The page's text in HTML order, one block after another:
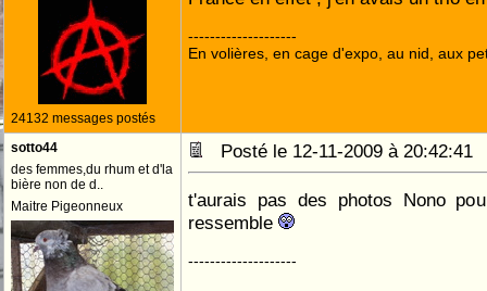
24132 messages postés
--------------------
En volières, en cage d'expo, au nid, aux
sotto44
des femmes,du rhum et d'la
bière non de d..
Maitre Pigeonneux
Posté le 12-11-2009 à
t'aurais pas des photos Nono
ressemble
--------------------